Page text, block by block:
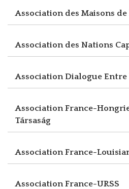
Association des Maisons
Association des Nations
Association Dialogue
Association France-
Társaság
Association France-
Association France-URSS